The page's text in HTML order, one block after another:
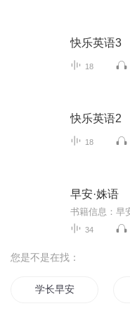
快乐英语3
18
快乐英语2
18
早安·姝语
34
您是不是在找：
学长早安